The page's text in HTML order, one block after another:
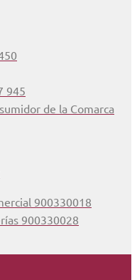
945
de la Comarca
900330018
900330028